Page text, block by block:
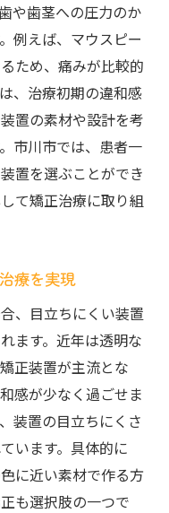
や歯茎への圧力のか
例えば、マウスピー
ため、痛みが比較的
、治療初期の違和感
置の素材や設計を考
市川市では、患者一
置を選ぶことができ
て矯正治療に取り組
療を実現
、目立ちにくい装置
ます。近年は透明な
正装置が主流とな
感が少なく過ごせま
装置の目立ちにくさ
います。具体的に
に近い素材で作る方
も選択肢の一つで